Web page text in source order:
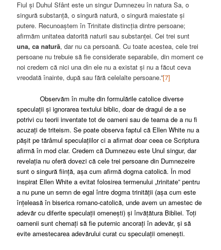
Fiul și Duhul Sfânt este un singur Dumnezeu în natura Sa, o
singură substanță, o singură natură, o singură maiestate și
putere. Recunoaștem în Trinitate distincția dintre persoane;
afirmăm unitatea datorită naturii sau substanței. Cei trei sunt
una, ca natură, dar nu ca persoană. Cu toate acestea, cele trei
persoane nu trebuie să fie considerate separabile, din moment ce
noi credem că nici una din ele nu a existat și nu a făcut ceva
vreodată înainte, după sau fără celelalte persoane.”[7]
Observăm în multe din formulările catolice diverse
speculații și ignorarea textului biblic, doar de dragul de a se
potrivi cu teorii inventate tot de oameni sau de teama de a nu fi
acuzați de triteism. Se poate observa faptul că Ellen White nu a
pășit pe tărâmul speculațiilor ci a afirmat doar ceea ce Scriptura
afirmă în mod clar. Credem că Dumnezeu este Unul singur, dar
revelația nu oferă dovezi că cele trei persoane din Dumnezeire
sunt o singură ființă, așa cum afirmă dogma catolică. În mod
inspirat Ellen White a evitat folosirea termenului „trinitate” pentru
a nu pune un semn de egal între dogma trinității (așa cum este
înțeleasă în biserica romano-catolică, unde avem un amestec de
adevăr cu diferite speculații omenești) și învățătura Bibliei. Toți
oamenii sunt chemați să fie puternic ancorați în adevăr, și să
evite amestecarea adevărului curat cu speculații omenești.